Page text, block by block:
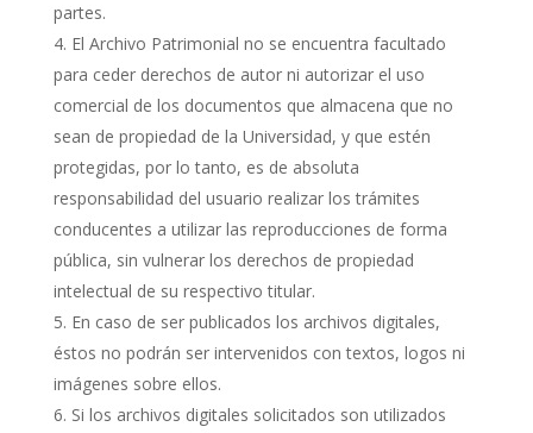
partes.
El Archivo Patrimonial no se encuentra facultado
para ceder derechos de autor ni autorizar el uso
comercial de los documentos que almacena que no
sean de propiedad de la Universidad, y que estén
protegidas, por lo tanto, es de absoluta
responsabilidad del usuario realizar los trámites
conducentes a utilizar las reproducciones de forma
pública, sin vulnerar los derechos de propiedad
intelectual de su respectivo titular.
En caso de ser publicados los archivos digitales,
éstos no podrán ser intervenidos con textos, logos ni
imágenes sobre ellos.
Si los archivos digitales solicitados son utilizados